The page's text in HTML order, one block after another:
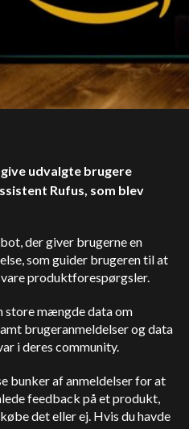
udvalgte brugere
Rufus, som blev
der giver brugerne en
som guider brugeren til at
produktforespørgsler.
store mængde data om
brugeranmeldelser og data
i deres community.
bunker af anmeldelser for at
feedback på et produkt,
det eller ej. Hvis du havde